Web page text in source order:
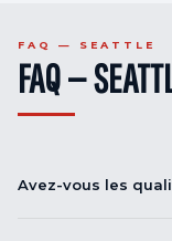
FAQ — SEATTLE
FAQ —
Avez-vous les